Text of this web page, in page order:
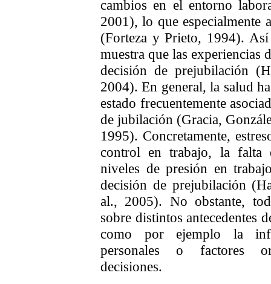
cambios en el entorno
2001), lo que especialmente
(Forteza y Prieto, 1994).
muestra que las experiencias
decisión de prejubilación
2004). En general, la salud
estado frecuentemente
de jubilación (Gracia,
1995). Concretamente,
control en trabajo, la falta
niveles de presión en
decisión de prejubilación
al., 2005). No obstante,
sobre distintos antecedentes
como por ejemplo la
personales o factores
decisiones.